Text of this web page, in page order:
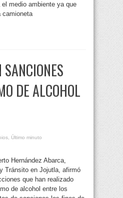
medio ambiente ya que
camioneta
DE ALCOHOL
, Último minuto
Hernández Abarca,
Tránsito en Jojutla, afirmó
que han realizado
de alcohol entre los